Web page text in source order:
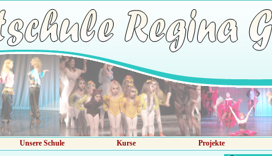
Unsere Schule Kurse Projekte